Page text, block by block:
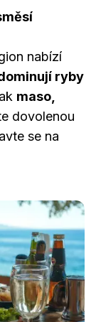
nabízí
ryby
maso,
dovolenou
se na